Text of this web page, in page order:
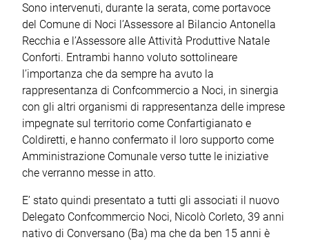
Sono intervenuti, durante la serata, come portavoce
del Comune di Noci l’Assessore al Bilancio Antonella
Recchia e l’Assessore alle Attività Produttive Natale
Conforti. Entrambi hanno voluto sottolineare
l’importanza che da sempre ha avuto la
rappresentanza di Confcommercio a Noci, in sinergia
con gli altri organismi di rappresentanza delle imprese
impegnate sul territorio come Confartigianato e
Coldiretti, e hanno confermato il loro supporto come
Amministrazione Comunale verso tutte le iniziative
che verranno messe in atto.
E’ stato quindi presentato a tutti gli associati il nuovo
Delegato Confcommercio Noci, Nicolò Corleto, 39 anni
nativo di Conversano (Ba) ma che da ben 15 anni è